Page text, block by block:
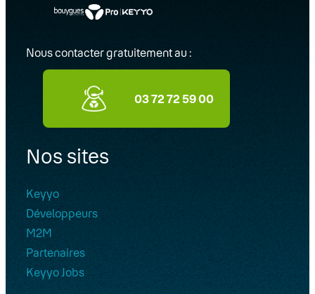
Nous contacter gratuitement au :
03 72 72 59 00
Nos sites
Keyyo
Développeurs
M2M
Partenaires
Keyyo Jobs